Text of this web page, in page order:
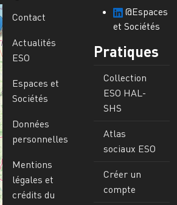
Contact
Actualités
ESO
Espaces et
Sociétés
Données
personnelles
Mentions
légales et
crédits du
@Espaces
et Sociétés
Pratiques
Collection
ESO HAL-
SHS
Atlas
sociaux ESO
Créer un
compte